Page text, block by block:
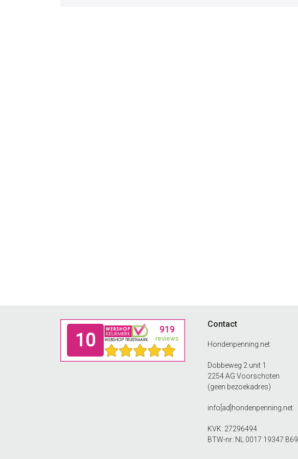
Contact
Hondenpenning.net
Dobbeweg 2 unit 1
2254 AG Voorschoten
(geen bezoekadres)
info[ad]hondenpenning.net
KVK: 27296494
BTW-nr: NL 0017 19347 B69